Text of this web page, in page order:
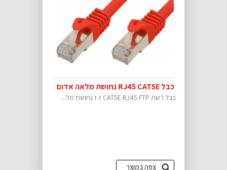
כבל RJ45 CAT5E נחושת מלאה אדום
כבל רשת CAT5E RJ45 FTP ז-ז נחושת מל...
צפה במוצר